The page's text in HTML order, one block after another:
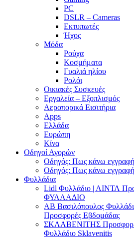
PC
DSLR – Cameras
Εκτυπωτές
Ήχος
Μόδα
Ρούχα
Κοσμήματα
Γυαλιά ηλίου
Ρολόι
Οικιακές Συσκευές
Εργαλεία – Εξοπλισμός
Αεροπορικά Εισιτήρια
Apps
Ελλάδα
Ευρώπη
Κίνα
Οδηγοί Αγορών
Οδηγός: Πως κάνω
Οδηγός: Πως κάνω
Φυλλάδια
Lidl Φυλλάδιο | ΛΙΝΤΛ
ΦΥΛΛΑΔΙΟ
AB Βασιλόπουλος
Προσφορές Εβδομάδας
ΣΚΛΑΒΕΝΙΤΗΣ
Φυλλάδιο Sklavenitis